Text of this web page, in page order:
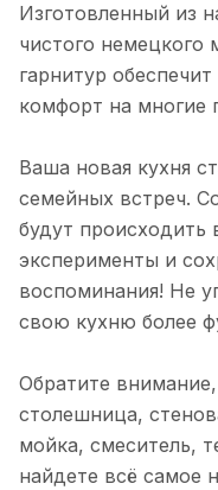
Изготовленный из
чистого немецкого
гарнитур
комфорт на многие
Ваша новая кухня
семейных встреч.
будут происходить
эксперименты и
воспоминания! Не
свою кухню более
Обратите
столешница,
мойка, смеситель,
найдете всё самое